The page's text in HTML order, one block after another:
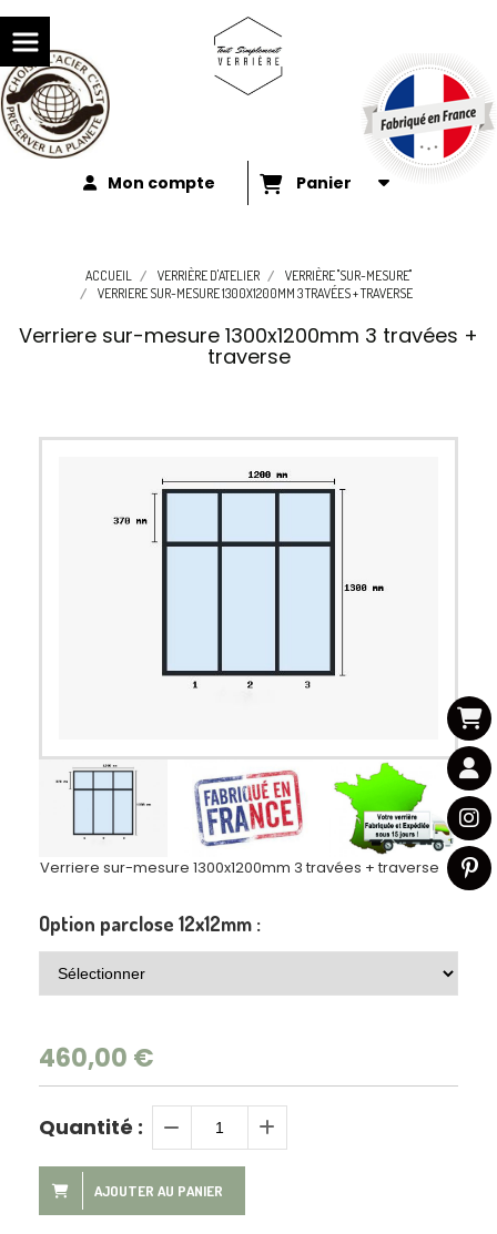
Mon compte Panier
ACCUEIL VERRIÈRE D'ATELIER
VERRIÈRE "SUR-MESURE"
VERRIERE SUR-MESURE 1300X1200MM 3 TRAVÉES + TRAVERSE
Verriere sur-mesure 1300x1200mm 3 travées +
traverse
Verriere sur-mesure 1300x1200mm 3 travées + traverse
Option parclose 12x12mm :
460,00 €
Quantité :
AJOUTER AU PANIER